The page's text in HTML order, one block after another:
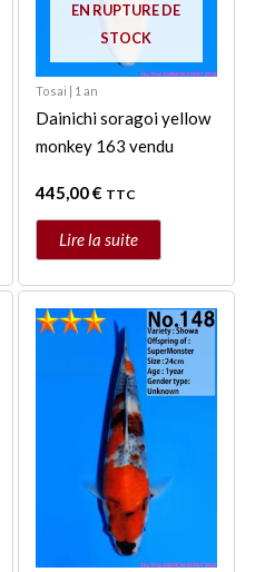
EN RUPTURE DE
STOCK
Tosai | 1 an
Dainichi soragoi yellow
monkey 163 vendu
445,00€ TTC
Lire la suite